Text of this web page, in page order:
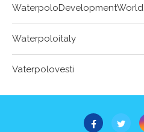
WaterpoloDevelopmentWorld
Waterpoloitaly
Vaterpolovesti